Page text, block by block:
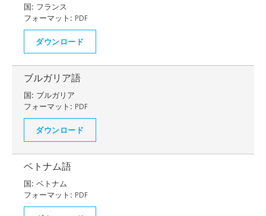
国: フランス
フォーマット: PDF
ダウンロード
ブルガリア語
国: ブルガリア
フォーマット: PDF
ダウンロード
ベトナム語
国: ベトナム
フォーマット: PDF